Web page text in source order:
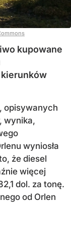
kupowane
kierunków
opisywanych
wynika,
wyniosła
że diesel
więcej
dol. za tonę.
od Orlen